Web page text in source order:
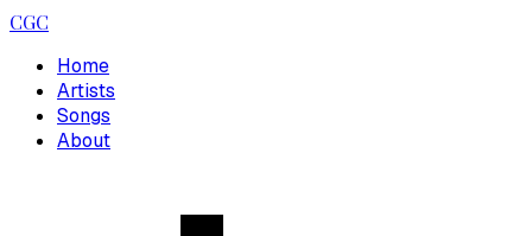
CGC
Home
Artists
Songs
About